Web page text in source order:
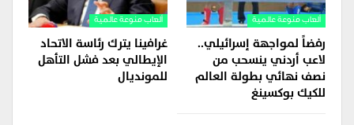
ألعاب منوعة عالمية
رفضاً لمواجهة إسرائيلي..
لاعب أردني ينسحب من
نصف نهائي بطولة العالم
للكيك بوكسينغ
ألعاب منوعة عالمية
غرافينا يترك رئاسة الاتحاد
الإيطالي بعد فشل التأهل
للمونديال